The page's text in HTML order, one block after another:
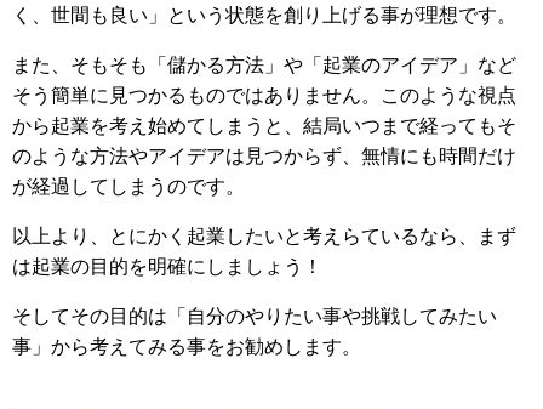
く、世間も良い」という状態を創り上げる事が理想です。
また、そもそも「儲かる方法」や「起業のアイデア」など
そう簡単に見つかるものではありません。このような視点
から起業を考え始めてしまうと、結局いつまで経ってもそ
のような方法やアイデアは見つからず、無情にも時間だけ
が経過してしまうのです。
以上より、とにかく起業したいと考えらているなら、まず
は起業の目的を明確にしましょう！
そしてその目的は「自分のやりたい事や挑戦してみたい
事」から考えてみる事をお勧めします。